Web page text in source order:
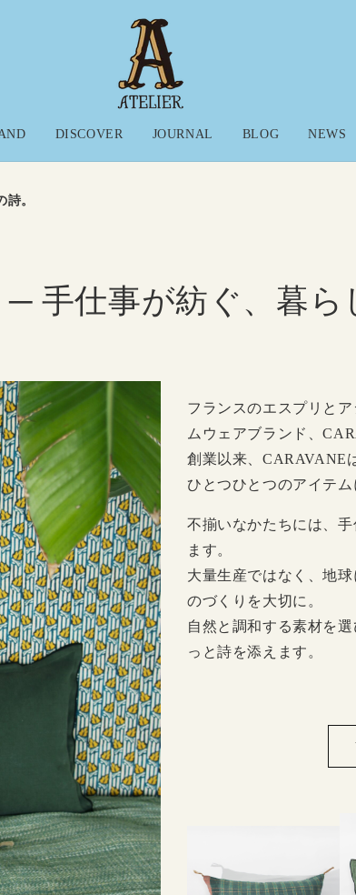
DISCOVER JOURNAL BLOG NEWS
。
─ 手仕事が紡ぐ、暮ら
フランスのエスプリと
ムウェアブランド、
創業以来、CARAVANE
ひとつひとつのアイテ
不揃いなかたちには、
ます。
大量生産ではなく、地
のづくりを大切に。
自然と調和する素材を
っと詩を添えます。